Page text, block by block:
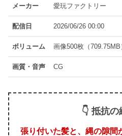
メーカー 愛玩ファクトリー
配信日 2026/06/26 00:00
ボリューム 画像500枚（709.75MB
画質・音声 CG
👇 抵抗の
張り付いた髪と、縄の隙間